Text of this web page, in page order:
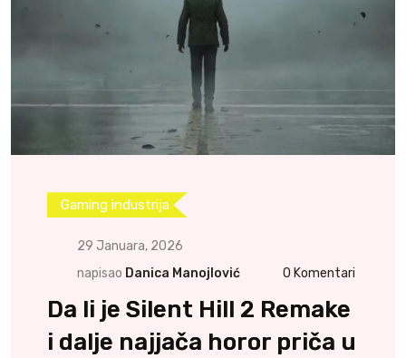
Gaming industrija
29 Januara, 2026
napisao Danica Manojlović 0 Komentari
Da li je Silent Hill 2 Remake
i dalje najjača horor priča u